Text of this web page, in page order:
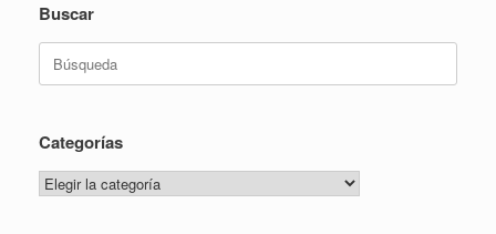
Buscar
Categorías
Categorías